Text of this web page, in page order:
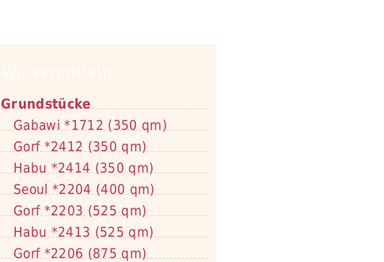
Grundstücke
Gabawi *1712 (350 qm)
Gorf *2412 (350 qm)
Habu *2414 (350 qm)
Seoul *2204 (400 qm)
Gorf *2203 (525 qm)
Habu *2413 (525 qm)
Gorf *2206 (875 qm)